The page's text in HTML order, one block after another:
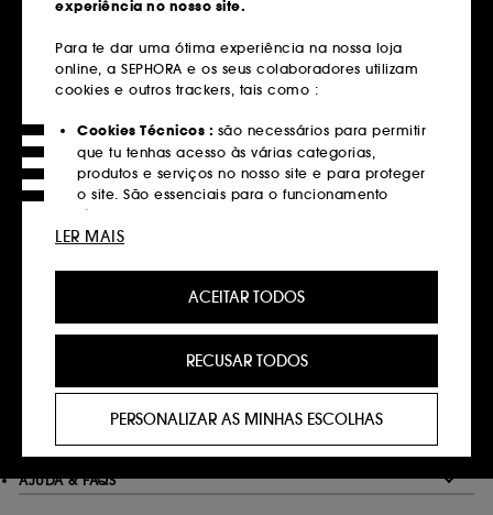
Entregas grátis
em compras superiores a 39€
Saber mais
Devoluções
Gratuitas até 30 dias
Saber mais
Click&Collect
Recolha em loja em 2 horas*
Pagamentos
Métodos de pagamento seguros
Saber mais
AJUDA & FAQS
experiência no nosso site.
Para te dar uma ótima experiência na nossa loja
online, a SEPHORA e os seus colaboradores utilizam
cookies e outros trackers, tais como :
Cookies Técnicos : são necessários para permitir
que tu tenhas acesso às várias categorias,
produtos e serviços no nosso site e para proteger
o site. São essenciais para o funcionamento
técnico do site e não podem ser desativados.
personalizada, recomendando produtos, serviços
preferências, e fornecer-te ofertas promocionais à
medida do teu perfil.
utilizados para lhe apresentar conteúdos que
possam ser do seu interesse através de anúncios
plataformas de redes sociais, com base nas
ACEITAR TODOS
PERSONALIZAR AS MINHAS ESCOLHAS
RECUSAR TODOS
LER MAIS